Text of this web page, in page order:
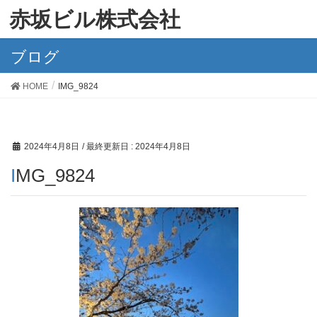
赤坂ビル株式会社
ブログ
HOME IMG_9824
2024年4月8日 / 最終更新日 : 2024年4月8日
IMG_9824